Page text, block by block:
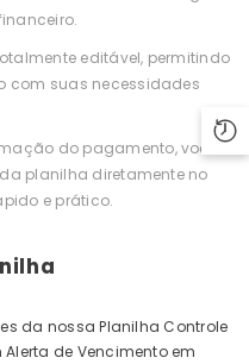
editável, permitindo
com suas necessidades
do pagamento, você
planilha diretamente no
e prático.
da nossa Planilha Controle
de Vencimento em